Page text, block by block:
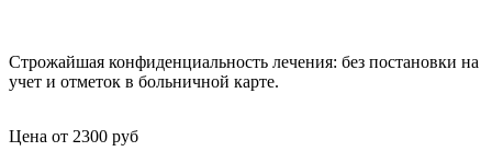
Строжайшая конфиденциальность лечения: без постановки на
учет и отметок в больничной карте.
Цена от 2300 руб